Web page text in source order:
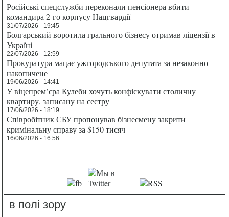
Російські спецслужби переконали пенсіонера вбити
командира 2-го корпусу Нацгвардії
31/07/2026 - 19:45
Болгарський воротила грального бізнесу отримав ліцензії в
Україні
22/07/2026 - 12:59
Прокуратура мацає ужгородського депутата за незаконно
накопичене
19/06/2026 - 14:41
У віцепрем’єра Кулеби хочуть конфіскувати столичну
квартиру, записану на сестру
17/06/2026 - 18:19
Співробітник СБУ пропонував бізнесмену закрити
кримінальну справу за $150 тисяч
16/06/2026 - 16:56
в полі зору